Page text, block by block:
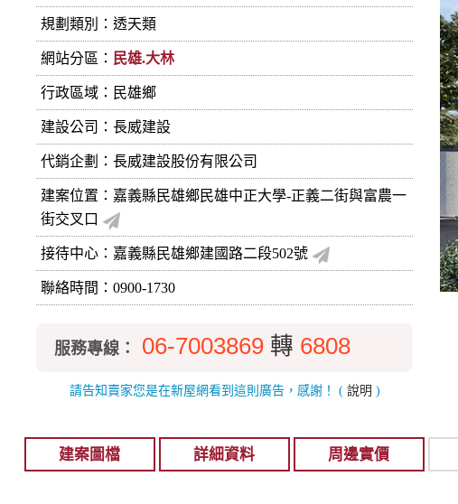
規劃類別：透天類
網站分區： 民雄.大林
行政區域：民雄鄉
建設公司： 長威建設
代銷企劃：長威建設股份有限公司
建案位置：嘉義縣民雄鄉民雄中正大學-正義二街與富農一
街交叉口
接待中心：嘉義縣民雄鄉建國路二段502號
聯絡時間：0900-1730
服務專線： 06-7003869 轉 6808
請告知賣家您是在新屋網看到這則廣告，感謝！ ( 說明 )
建案圖檔 詳細資料 周邊實價